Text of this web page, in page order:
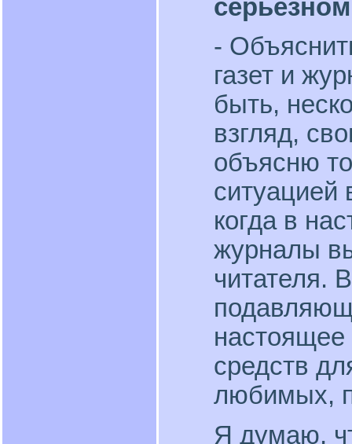
-
газет и
быть,
взгляд,
объясню
ситуацией
когда в
журналы
читателя.
настоящее
средств
любимых,
Я думаю,